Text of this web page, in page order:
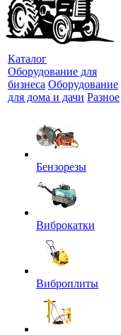
Каталог
Оборудование для
бизнеса Оборудование
для дома и дачи Разное
Бензорезы
Виброкатки
Виброплиты